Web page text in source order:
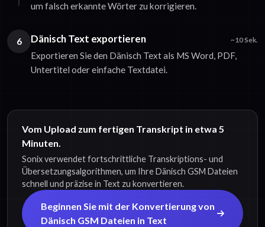
um falsch erkannte Wörter zu korrigieren.
6 Dänisch Text exportieren ~10 Sek.
Exportieren Sie den Dänisch Text als MS Word, PDF,
Untertitel oder einfache Textdatei.
Vom Upload zum fertigen Transkript in etwa 5
Minuten.
Sonix verwendet fortschrittliche Transkriptions- und
Übersetzungsalgorithmen, um Ihre Dänisch GSM Dateien
schnell und präzise in Text zu konvertieren.
Beginnen Sie mit der Konvertierung von
Dänisch GSM Dateien in Text